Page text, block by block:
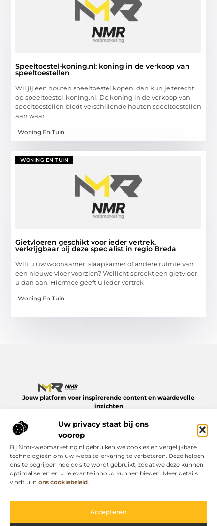
Uw privacy staat bij ons
voorop
Bij Nmr-webmarketing.nl gebruiken we cookies en vergelijkbare
technologieën om uw website-ervaring te verbeteren. Deze helpen
ons te begrijpen hoe de site wordt gebruikt, zodat we deze kunnen
optimaliseren en u relevante inhoud kunnen bieden. Meer details
vindt u in ons cookiebeleid.
Accepteren
Speeltoestel-koning.nl: koning in de verkoop van
speeltoestellen
Wil jij een houten speeltoestel kopen, dan kun je terecht
op speeltoestel-koning.nl. De koning in de verkoop van
speeltoestellen biedt verschillende houten speeltoestellen
aan waar
Woning En Tuin
WONING EN TUIN
Gietvloeren geschikt voor ieder vertrek,
verkrijgbaar bij deze specialist in regio Breda
Wilt u uw woonkamer, slaapkamer of andere ruimte van
een nieuwe vloer voorzien? Wellicht spreekt een gietvloer
u dan aan. Hiermee geeft u ieder vertrek
Woning En Tuin
Jouw platform voor inspirerende content en waardevolle
inzichten
dagelijks leven – van slimme tips tot verdiepende verhalen.
Alles op NMR-webmarketing.nl.
Onze informatie
Bericht categorie